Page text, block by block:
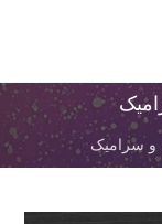
سرامیک